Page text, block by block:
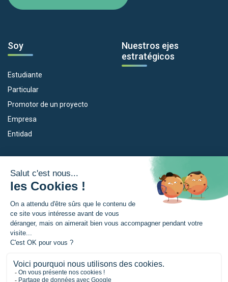
Soy
Estudiante
Particular
Promotor de un proyecto
Empresa
Entidad
Nuestros ejes
estratégicos
Empleo
Eskola Futura
Forma NAEN
TRANSFERMUGA-RREKIN
La Eurorregión
¿Qué es la Eurorregión?
Noticias
Area de prensea